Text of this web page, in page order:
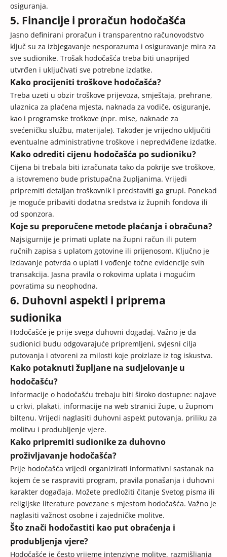
osiguranja.
5. Financije i proračun hodočašća
Jasno definirani proračun i transparentno računovodstvo
ključ su za izbjegavanje nesporazuma i osiguravanje mira za
sve sudionike. Trošak hodočašća treba biti unaprijed
utvrđen i uključivati sve potrebne izdatke.
Kako procijeniti troškove hodočašća?
Treba uzeti u obzir troškove prijevoza, smještaja, prehrane,
ulaznica za plaćena mjesta, naknada za vodiče, osiguranje,
kao i programske troškove (npr. mise, naknade za
svećeničku službu, materijale). Također je vrijedno uključiti
eventualne administrativne troškove i nepredviđene izdatke.
Kako odrediti cijenu hodočašća po sudioniku?
Cijena bi trebala biti izračunata tako da pokrije sve troškove,
a istovremeno bude pristupačna župljanima. Vrijedi
pripremiti detaljan troškovnik i predstaviti ga grupi. Ponekad
je moguće pribaviti dodatna sredstva iz župnih fondova ili
od sponzora.
Koje su preporučene metode plaćanja i obračuna?
Najsigurnije je primati uplate na župni račun ili putem
ručnih zapisa s uplatom gotovine ili prijenosom. Ključno je
izdavanje potvrda o uplati i vođenje točne evidencije svih
transakcija. Jasna pravila o rokovima uplata i mogućim
povratima su neophodna.
6. Duhovni aspekti i priprema
sudionika
Hodočašće je prije svega duhovni događaj. Važno je da
sudionici budu odgovarajuće pripremljeni, svjesni cilja
putovanja i otvoreni za milosti koje proizlaze iz tog iskustva.
Kako potaknuti župljane na sudjelovanje u
hodočašću?
Informacije o hodočašću trebaju biti široko dostupne: najave
u crkvi, plakati, informacije na web stranici župe, u župnom
biltenu. Vrijedi naglasiti duhovni aspekt putovanja, priliku za
molitvu i produbljenje vjere.
Kako pripremiti sudionike za duhovno
proživljavanje hodočašća?
Prije hodočašća vrijedi organizirati informativni sastanak na
kojem će se raspraviti program, pravila ponašanja i duhovni
karakter događaja. Možete predložiti čitanje Svetog pisma ili
religijske literature povezane s mjestom hodočašća. Važno je
naglasiti važnost osobne i zajedničke molitve.
Što znači hodočastiti kao put obraćenja i
produbljenja vjere?
Hodočašće je često vrijeme intenzivne molitve, razmišljanja